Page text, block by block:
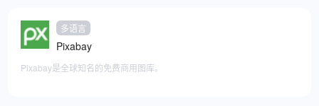
多语言
Pixabay
Pixabay是全球知名的免费商用图库。